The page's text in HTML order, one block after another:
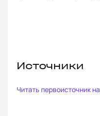
Источники
Читать первоисточник на